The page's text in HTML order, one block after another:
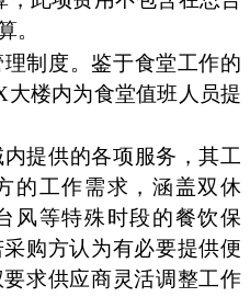
。
制度。鉴于食堂工作的
楼内为食堂值班人员提
提供的各项服务，其工
的工作需求，涵盖双休
风等特殊时段的餐饮保
购方认为有必要提供便
求供应商灵活调整工作